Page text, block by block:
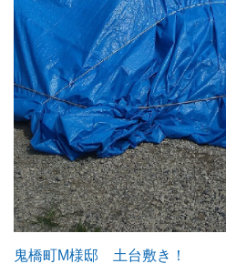
鬼橋町M様邸 土台敷き！